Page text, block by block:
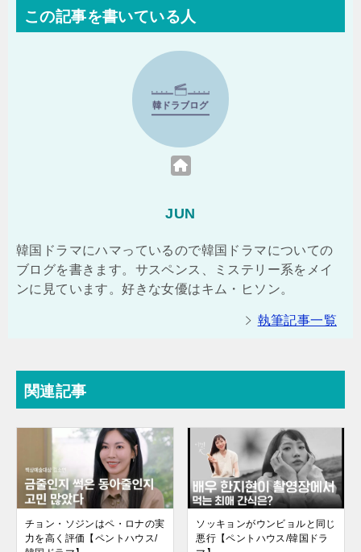
この記事を書いている人
JUN
韓国ドラマにハマっているので韓国ドラマについての
ブログを書きます。サスペンス、ミステリー系をメイ
ンに見ています。好きな女優はキム・ヒソン。
執筆記事一覧
関連記事
チョン・ソジンはペ・ロナの実
力を高く評価【ペントハウス/
ソッキョンがウンビョルと同じ
悪行【ペントハウス/韓国ドラ